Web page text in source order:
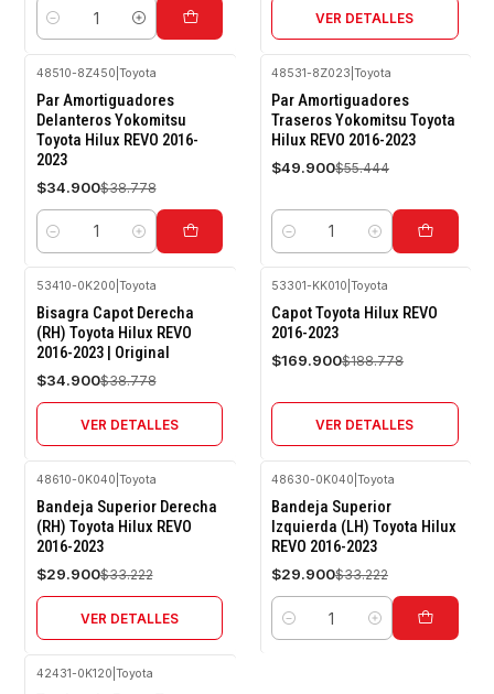
Cantidad
VER DETALLES
-10%
OFF
48510-8Z450 Toyota
Par Amortiguadores
Delanteros Yokomitsu
Toyota Hilux REVO 2016-
2023
$34.900$38.778
Cantidad
-10%
OFF
48531-8Z023 Toyota
Par Amortiguadores
Traseros Yokomitsu Toyota
Hilux REVO 2016-2023
$49.900$55.444
Cantidad
-10%
OFF
Agotado
53410-0K200 Toyota
Bisagra Capot Derecha
(RH) Toyota Hilux REVO
2016-2023 | Original
$34.900$38.778
VER DETALLES
-10%
OFF
53301-KK010 Toyota
Capot Toyota Hilux REVO
2016-2023
$169.900$188.778
VER DETALLES
-10%
OFF
Agotado
48610-0K040 Toyota
Bandeja Superior Derecha
(RH) Toyota Hilux REVO
2016-2023
$29.900$33.222
VER DETALLES
-10%
OFF
48630-0K040 Toyota
Bandeja Superior
Izquierda (LH) Toyota Hilux
REVO 2016-2023
$29.900$33.222
Cantidad
42431-0K120 Toyota